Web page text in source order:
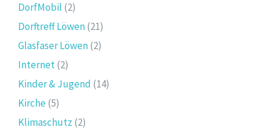
DorfMobil (2)
Dorftreff Löwen(21)
Glasfaser Löwen(2)
Internet(2)
Kinder & Jugend (14)
Kirche(5)
Klimaschutz (2)